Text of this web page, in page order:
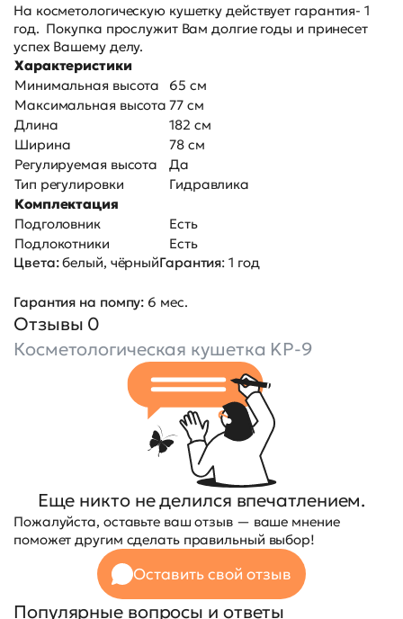
На косметологическую кушетку действует гарантия- 1
год. Покупка прослужит Вам долгие годы и принесет
успех Вашему делу.
Характеристики
Минимальная высота
65 см
Максимальная высота 77 см
Длина
182 см
Ширина
78 см
Регулируемая высота
Да
Тип регулировки
Гидравлика
Комплектация
Подголовник
Есть
Подлокотники
Есть
Цвета:белый, чёрныйГарантия: 1 год
Гарантия на помпу: 6 мес.
Отзывы 0
Косметологическая кушетка KP-9
Еще никто не делился впечатлением.
Пожалуйста, оставьте ваш отзыв — ваше мнение
поможет другим сделать правильный выбор!
Оставить свой отзыв
Популярные вопросы и ответы